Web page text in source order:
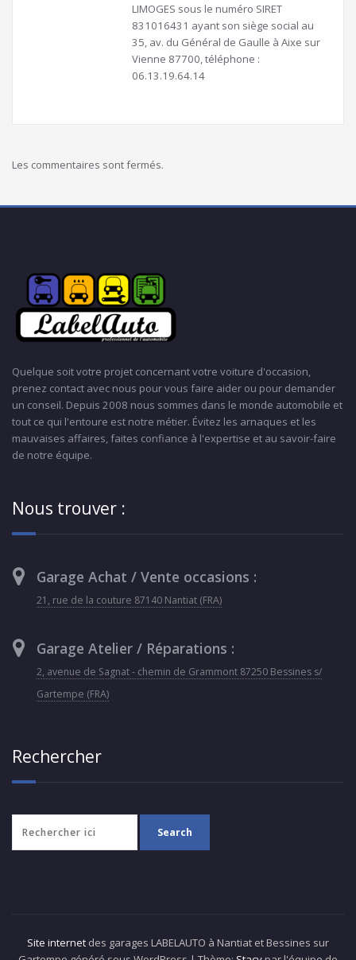
LIMOGES sous le numéro SIRET
831016431 ayant son siège social au
35, av. du Général de Gaulle à Aixe sur
Vienne 87700, téléphone :
06.13.19.64.14
Les commentaires sont fermés.
Quelque soit votre projet concernant votre voiture d'occasion,
prenez contact avec nous pour vous faire aider ou pour demander
un conseil. Depuis 2008 nous sommes dans le monde automobile et
tout ce qui l'entoure est notre métier. Évitez les arnaques et les
mauvaises affaires, faites confiance à l'expertise et au savoir-faire
de notre équipe.
Nous trouver :
Garage Achat / Vente occasions :
21, rue de la couture 87140 Nantiat (FRA)
Garage Atelier / Réparations :
2, avenue de Sagnat - chemin de Grammont 87250 Bessines s/
Gartempe (FRA)
Rechercher
Site internet des garages LABELAUTO à Nantiat et Bessines sur